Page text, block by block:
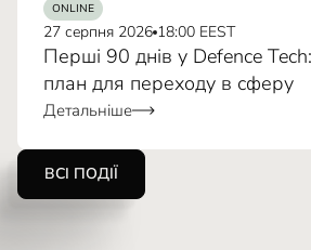
ONLINE
27 серпня 2026 18:00 EEST
Перші 90 днів у Defence
план для переходу в сферу
Детальніше
ВСІ ПОДІЇ